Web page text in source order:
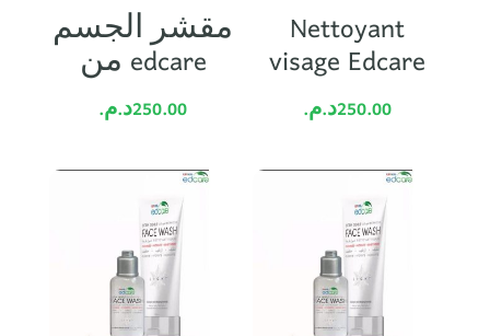
مقشر الجسم
من edcare
250.00د.م.
Nettoyant
visage Edcare
250.00د.م.